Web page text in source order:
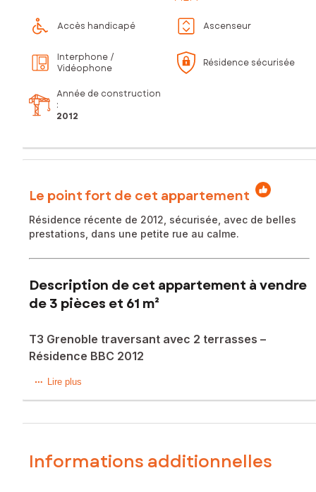
Accès handicapé Ascenseur
Interphone /
Vidéophone
Résidence sécurisée
Année de construction
:
2012
Le point fort de cet appartement
Résidence récente de 2012, sécurisée, avec de belles
prestations, dans une petite rue au calme.
Description de cet appartement à vendre
de 3 pièces et 61 m²
T3 Grenoble traversant avec 2 terrasses –
Résidence BBC 2012
Situé à Grenoble, rue Marbeuf, au 3ème étage d’une
traversant bénéficie d’un environnement calme tout en
des commerces.
Possibilité d’acquérir une place de stationnement en sous-
Lire plus
Informations additionnelles